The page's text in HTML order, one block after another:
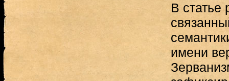
В статье
имени